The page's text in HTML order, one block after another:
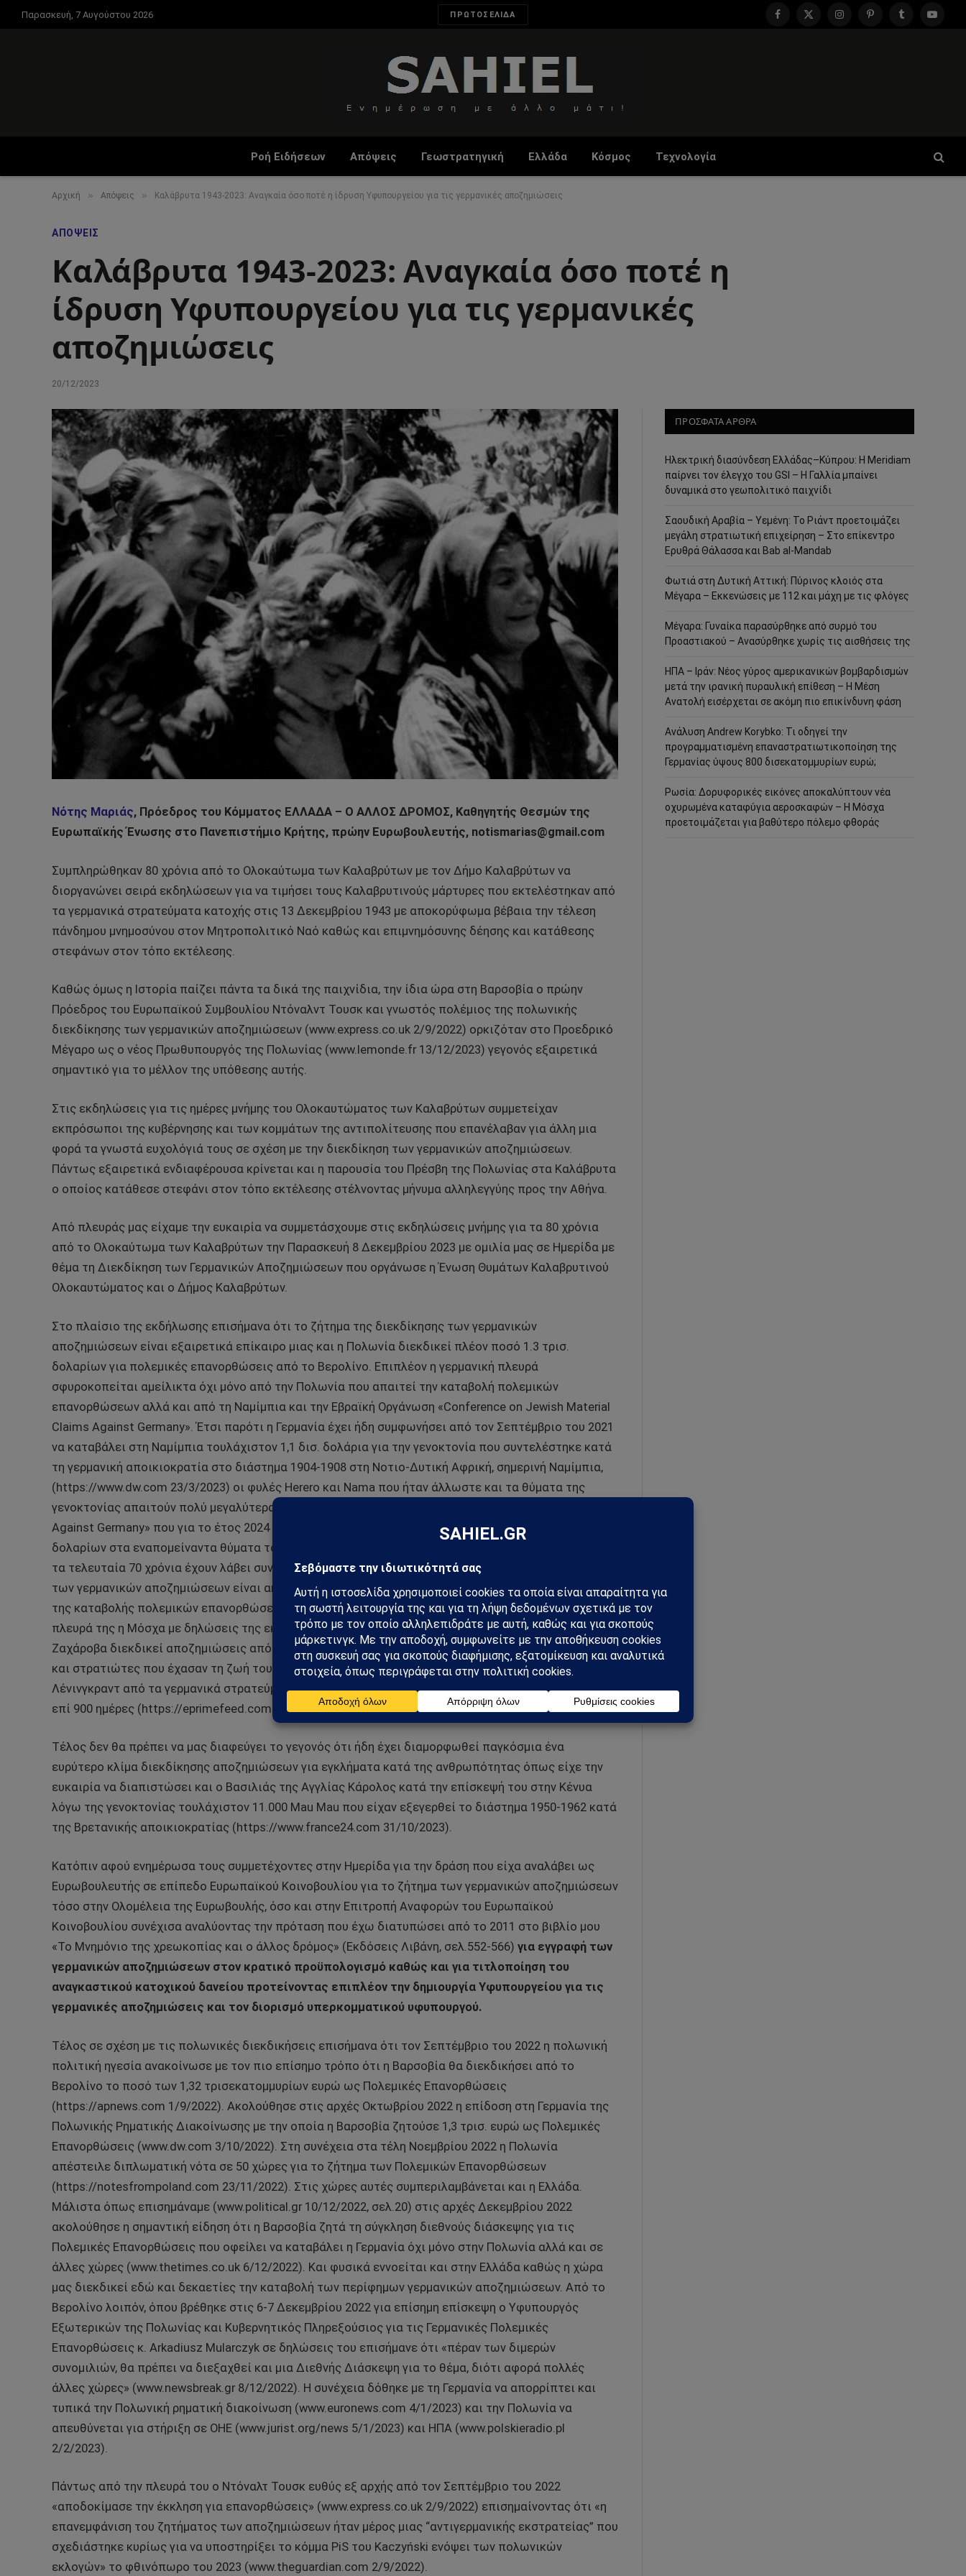
Παρασκευή, 7 Αυγούστου 2026 ΠΡΩΤΟΣΕΛΙΔΑ
Facebook
X
InstagramPinterestTumblr
Ροή Ειδήσεων Απόψεις Γεωστρατηγική Ελλάδα Κόσμος Τεχνολογία
Αρχική » Απόψεις » Καλάβρυτα 1943-2023: Αναγκαία όσο ποτέ η ίδρυση Υφυπουργείου για τις γερμανικές αποζημιώσεις
ΑΠΌΨΕΙΣ
Καλάβρυτα 1943-2023: Αναγκαία όσο ποτέ η
ίδρυση Υφυπουργείου για τις γερμανικές
αποζημιώσεις
20/12/2023
Νότης Μαριάς, Πρόεδρος του Κόμματος ΕΛΛΑΔΑ – Ο ΑΛΛΟΣ ΔΡΟΜΟΣ, Καθηγητής Θεσμών της
Ευρωπαϊκής Ένωσης στο Πανεπιστήμιο Κρήτης, πρώην Ευρωβουλευτής, notismarias@gmail.com
Συμπληρώθηκαν 80 χρόνια από το Ολοκαύτωμα των Καλαβρύτων με τον Δήμο Καλαβρύτων να
διοργανώνει σειρά εκδηλώσεων για να τιμήσει τους Καλαβρυτινούς μάρτυρες που εκτελέστηκαν από
τα γερμανικά στρατεύματα κατοχής στις 13 Δεκεμβρίου 1943 με αποκορύφωμα βέβαια την τέλεση
πάνδημου μνημοσύνου στον Μητροπολιτικό Ναό καθώς και επιμνημόσυνης δέησης και κατάθεσης
στεφάνων στον τόπο εκτέλεσης.
Καθώς όμως η Ιστορία παίζει πάντα τα δικά της παιχνίδια, την ίδια ώρα στη Βαρσοβία ο πρώην
Πρόεδρος του Ευρωπαϊκού Συμβουλίου Ντόναλντ Τουσκ και γνωστός πολέμιος της πολωνικής
διεκδίκησης των γερμανικών αποζημιώσεων (www.express.co.uk 2/9/2022) ορκιζόταν στο Προεδρικό
Μέγαρο ως ο νέος Πρωθυπουργός της Πολωνίας (www.lemonde.fr 13/12/2023) γεγονός εξαιρετικά
σημαντικό για το μέλλον της υπόθεσης αυτής.
Στις εκδηλώσεις για τις ημέρες μνήμης του Ολοκαυτώματος των Καλαβρύτων συμμετείχαν
εκπρόσωποι της κυβέρνησης και των κομμάτων της αντιπολίτευσης που επανέλαβαν για άλλη μια
φορά τα γνωστά ευχολόγιά τους σε σχέση με την διεκδίκηση των γερμανικών αποζημιώσεων.
Πάντως εξαιρετικά ενδιαφέρουσα κρίνεται και η παρουσία του Πρέσβη της Πολωνίας στα Καλάβρυτα
ο οποίος κατάθεσε στεφάνι στον τόπο εκτέλεσης στέλνοντας μήνυμα αλληλεγγύης προς την Αθήνα.
Από πλευράς μας είχαμε την ευκαιρία να συμμετάσχουμε στις εκδηλώσεις μνήμης για τα 80 χρόνια
από το Ολοκαύτωμα των Καλαβρύτων την Παρασκευή 8 Δεκεμβρίου 2023 με ομιλία μας σε Ημερίδα με
θέμα τη Διεκδίκηση των Γερμανικών Αποζημιώσεων που οργάνωσε η Ένωση Θυμάτων Καλαβρυτινού
Ολοκαυτώματος και ο Δήμος Καλαβρύτων.
Στο πλαίσιο της εκδήλωσης επισήμανα ότι το ζήτημα της διεκδίκησης των γερμανικών
αποζημιώσεων είναι εξαιρετικά επίκαιρο μιας και η Πολωνία διεκδικεί πλέον ποσό 1.3 τρισ.
δολαρίων για πολεμικές επανορθώσεις από το Βερολίνο. Επιπλέον η γερμανική πλευρά
σφυροκοπείται αμείλικτα όχι μόνο από την Πολωνία που απαιτεί την καταβολή πολεμικών
επανορθώσεων αλλά και από τη Ναμίμπια και την Εβραϊκή Οργάνωση «Conference on Jewish Material
Claims Against Germany». Έτσι παρότι η Γερμανία έχει ήδη συμφωνήσει από τον Σεπτέμβριο του 2021
να καταβάλει στη Ναμίμπια τουλάχιστον 1,1 δισ. δολάρια για την γενοκτονία που συντελέστηκε κατά
τη γερμανική αποικιοκρατία στο διάστημα 1904-1908 στη Νοτιο-Δυτική Αφρική, σημερινή Ναμίμπια,
(https://www.dw.com 23/3/2023) οι φυλές Herero και Nama που ήταν άλλωστε και τα θύματα της
γενοκτονίας απαιτούν πολύ μεγαλύτερα ποσά. Από κοντά και η «Conference on Jewish Material Claims
Against Germany» που για το έτος 2024 διασφάλισε την καταβολή εκ μέρους της Γερμανίας 1,4 δισ.
δολαρίων στα εναπομείναντα θύματα του Ολοκαυτώματος (https://www.npr.org 15/6/2023) τα οποία
τα τελευταία 70 χρόνια έχουν λάβει συνολικά 80 δισ. δολάρια. Το κλίμα μάλιστα για την διεκδίκηση
των γερμανικών αποζημιώσεων είναι ακόμη πιο θετικό καθώς ΕΕ και ΗΠΑ έχουν ανοίξει το ζήτημα
της καταβολής πολεμικών επανορθώσεων στην Ουκρανία εκ μέρους της Ρωσίας. Επιπλέον από την
πλευρά της η Μόσχα με δηλώσεις της εκπροσώπου του υπουργείου Εξωτερικών της Ρωσίας Μαρίας
Ζαχάροβα διεκδικεί αποζημιώσεις από τη Γερμανία για το ένα εκατομμύριο Ρώσους αμάχους πολίτες
και στρατιώτες που έχασαν τη ζωή τους, οι περισσότεροι από πείνα, λόγω της πολιορκίας του
Λένινγκραντ από τα γερμανικά στρατεύματα η οποία ξεκίνησε στις 8 Σεπτεμβρίου 1941 και διήρκησε
επί 900 ημέρες (https://eprimefeed.com 22/11/2023).
Τέλος δεν θα πρέπει να μας διαφεύγει το γεγονός ότι ήδη έχει διαμορφωθεί παγκόσμια ένα
ευρύτερο κλίμα διεκδίκησης αποζημιώσεων για εγκλήματα κατά της ανθρωπότητας όπως είχε την
ευκαιρία να διαπιστώσει και ο Βασιλιάς της Αγγλίας Κάρολος κατά την επίσκεψή του στην Κένυα
λόγω της γενοκτονίας τουλάχιστον 11.000 Mau Mau που είχαν εξεγερθεί το διάστημα 1950-1962 κατά
της Βρετανικής αποικιοκρατίας (https://www.france24.com 31/10/2023).
Κατόπιν αφού ενημέρωσα τους συμμετέχοντες στην Ημερίδα για την δράση που είχα αναλάβει ως
Ευρωβουλευτής σε επίπεδο Ευρωπαϊκού Κοινοβουλίου για το ζήτημα των γερμανικών αποζημιώσεων
τόσο στην Ολομέλεια της Ευρωβουλής, όσο και στην Επιτροπή Αναφορών του Ευρωπαϊκού
Κοινοβουλίου συνέχισα αναλύοντας την πρόταση που έχω διατυπώσει από το 2011 στο βιβλίο μου
«Το Μνημόνιο της χρεωκοπίας και ο άλλος δρόμος» (Εκδόσεις Λιβάνη, σελ.552-566) για εγγραφή των
γερμανικών αποζημιώσεων στον κρατικό προϋπολογισμό καθώς και για τιτλοποίηση του
αναγκαστικού κατοχικού δανείου προτείνοντας επιπλέον την δημιουργία Υφυπουργείου για τις
γερμανικές αποζημιώσεις και τον διορισμό υπερκομματικού υφυπουργού.
Τέλος σε σχέση με τις πολωνικές διεκδικήσεις επισήμανα ότι τον Σεπτέμβριο του 2022 η πολωνική
πολιτική ηγεσία ανακοίνωσε με τον πιο επίσημο τρόπο ότι η Βαρσοβία θα διεκδικήσει από το
Βερολίνο το ποσό των 1,32 τρισεκατομμυρίων ευρώ ως Πολεμικές Επανορθώσεις
(https://apnews.com 1/9/2022). Ακολούθησε στις αρχές Οκτωβρίου 2022 η επίδοση στη Γερμανία της
Πολωνικής Ρηματικής Διακοίνωσης με την οποία η Βαρσοβία ζητούσε 1,3 τρισ. ευρώ ως Πολεμικές
Επανορθώσεις (www.dw.com 3/10/2022). Στη συνέχεια στα τέλη Νοεμβρίου 2022 η Πολωνία
απέστειλε διπλωματική νότα σε 50 χώρες για το ζήτημα των Πολεμικών Επανορθώσεων
(https://notesfrompoland.com 23/11/2022). Στις χώρες αυτές συμπεριλαμβάνεται και η Ελλάδα.
Μάλιστα όπως επισημάναμε (www.political.gr 10/12/2022, σελ.20) στις αρχές Δεκεμβρίου 2022
ακολούθησε η σημαντική είδηση ότι η Βαρσοβία ζητά τη σύγκληση διεθνούς διάσκεψης για τις
Πολεμικές Επανορθώσεις που οφείλει να καταβάλει η Γερμανία όχι μόνο στην Πολωνία αλλά και σε
άλλες χώρες (www.thetimes.co.uk 6/12/2022). Και φυσικά εννοείται και στην Ελλάδα καθώς η χώρα
μας διεκδικεί εδώ και δεκαετίες την καταβολή των περίφημων γερμανικών αποζημιώσεων. Από το
Βερολίνο λοιπόν, όπου βρέθηκε στις 6-7 Δεκεμβρίου 2022 για επίσημη επίσκεψη ο Υφυπουργός
Εξωτερικών της Πολωνίας και Κυβερνητικός Πληρεξούσιος για τις Γερμανικές Πολεμικές
Επανορθώσεις κ. Arkadiusz Mularczyk σε δηλώσεις του επισήμανε ότι «πέραν των διμερών
συνομιλιών, θα πρέπει να διεξαχθεί και μια Διεθνής Διάσκεψη για το θέμα, διότι αφορά πολλές
άλλες χώρες» (www.newsbreak.gr 8/12/2022). Η συνέχεια δόθηκε με τη Γερμανία να απορρίπτει και
τυπικά την Πολωνική ρηματική διακοίνωση (www.euronews.com 4/1/2023) και την Πολωνία να
απευθύνεται για στήριξη σε ΟΗΕ (www.jurist.org/news 5/1/2023) και ΗΠΑ (www.polskieradio.pl
2/2/2023).
Πάντως από την πλευρά του ο Ντόναλτ Τουσκ ευθύς εξ αρχής από τον Σεπτέμβριο του 2022
«αποδοκίμασε την έκκληση για επανορθώσεις» (www.express.co.uk 2/9/2022) επισημαίνοντας ότι «η
επανεμφάνιση του ζητήματος των αποζημιώσεων ήταν μέρος μιας “αντιγερμανικής εκστρατείας” που
σχεδιάστηκε κυρίως για να υποστηρίξει το κόμμα PiS του Kaczyński ενόψει των πολωνικών
εκλογών» το φθινόπωρο του 2023 (www.theguardian.com 2/9/2022).
ΠΡΟΣΦΑΤΑ ΑΡΘΡΑ
Ηλεκτρική διασύνδεση Ελλάδας–Κύπρου: Η Meridiam
παίρνει τον έλεγχο του GSI – Η Γαλλία μπαίνει
δυναμικά στο γεωπολιτικό παιχνίδι
Σαουδική Αραβία – Υεμένη: Το Ριάντ προετοιμάζει
μεγάλη στρατιωτική επιχείρηση – Στο επίκεντρο
Ερυθρά Θάλασσα και Bab al-Mandab
Φωτιά στη Δυτική Αττική: Πύρινος κλοιός στα
Μέγαρα – Εκκενώσεις με 112 και μάχη με τις φλόγες
Μέγαρα: Γυναίκα παρασύρθηκε από συρμό του
Προαστιακού – Ανασύρθηκε χωρίς τις αισθήσεις της
ΗΠΑ – Ιράν: Νέος γύρος αμερικανικών βομβαρδισμών
μετά την ιρανική πυραυλική επίθεση – Η Μέση
Ανατολή εισέρχεται σε ακόμη πιο επικίνδυνη φάση
Ανάλυση Andrew Korybko: Τι οδηγεί την
προγραμματισμένη επαναστρατιωτικοποίηση της
Γερμανίας ύψους 800 δισεκατομμυρίων ευρώ;
Ρωσία: Δορυφορικές εικόνες αποκαλύπτουν νέα
οχυρωμένα καταφύγια αεροσκαφών – Η Μόσχα
προετοιμάζεται για βαθύτερο πόλεμο φθοράς